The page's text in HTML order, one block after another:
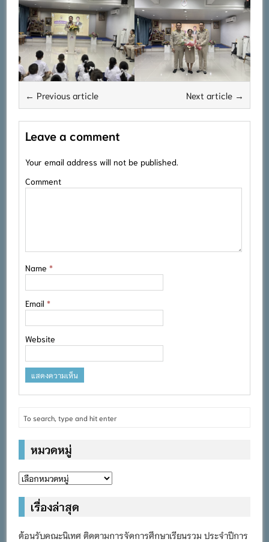
← Previous article Next article →
Leave a comment
Your email address will not be published.
Comment
Name*
Email*
Website
หมวดหมู่
หมวด
เรื่องล่าสุด
ต้อนรับคณะนิเทศ ติดตามการจัดการศึกษาเรียนรวม ประจำปีการ